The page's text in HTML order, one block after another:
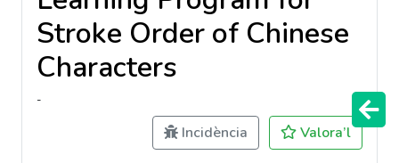
Stroke Order of Chinese
Characters
-
Incidència Valora’l